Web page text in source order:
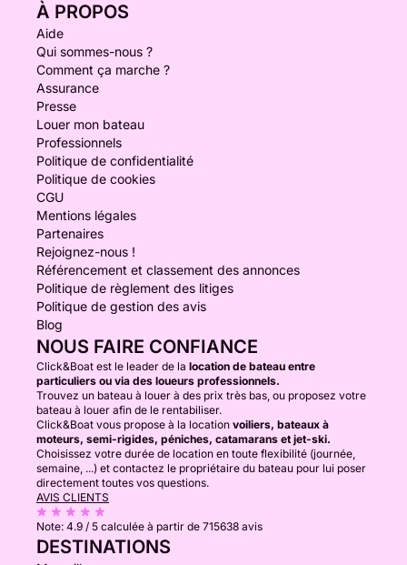
À PROPOS
Aide
Qui sommes-nous ?
Comment ça marche ?
Assurance
Presse
Louer mon bateau
Professionnels
Politique de confidentialité
Politique de cookies
CGU
Mentions légales
Partenaires
Rejoignez-nous !
Référencement et classement des annonces
Politique de règlement des litiges
Politique de gestion des avis
Blog
NOUS FAIRE CONFIANCE
Click&Boat est le leader de la location de bateau entre
particuliers ou via des loueurs professionnels.
Trouvez un bateau à louer à des prix très bas, ou proposez votre
bateau à louer afin de le rentabiliser.
Click&Boat vous propose à la location voiliers, bateaux à
moteurs, semi-rigides, péniches, catamarans et jet-ski.
Choisissez votre durée de location en toute flexibilité (journée,
semaine, ...) et contactez le propriétaire du bateau pour lui poser
directement toutes vos questions.
AVIS CLIENTS
Note: 4.9 / 5 calculée à partir de 715638 avis
DESTINATIONS